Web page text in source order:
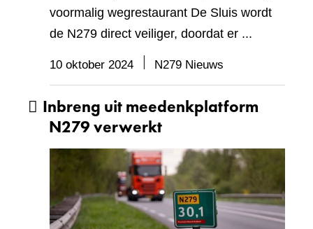
voormalig wegrestaurant De Sluis wordt
de N279 direct veiliger, doordat er ...
10 oktober 2024 N279 Nieuws
Inbreng uit meedenkplatform
N279 verwerkt